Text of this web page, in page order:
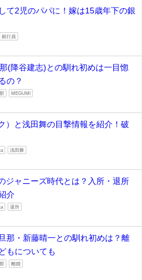
て2児のパパに！嫁は15歳年下の銀
銀行員
(降谷建志)との馴れ初めは一目惚
の？
MEGUMI
）と浅田舞の目撃情報を紹介！破
浅田舞
ジャニーズ時代とは？入所・退所
介
退所
那・新藤晴一との馴れ初めは？離
もについても
離婚